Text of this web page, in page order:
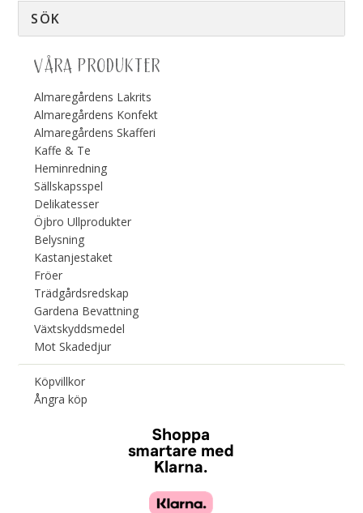
VÅRA PRODUKTER
Almaregårdens Lakrits
Almaregårdens Konfekt
Almaregårdens Skafferi
Kaffe & Te
Heminredning
Sällskapsspel
Delikatesser
Öjbro Ullprodukter
Belysning
Kastanjestaket
Fröer
Trädgårdsredskap
Gardena Bevattning
Växtskyddsmedel
Mot Skadedjur
Köpvillkor
Ångra köp